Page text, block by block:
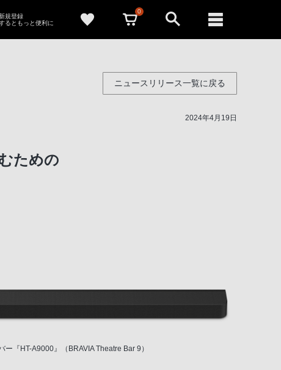
規登録
るともっと便利に
0
ニュースリリース一覧に戻る
2024年4月19日
ための
ー『HT-A9000』（BRAVIA Theatre Bar 9）